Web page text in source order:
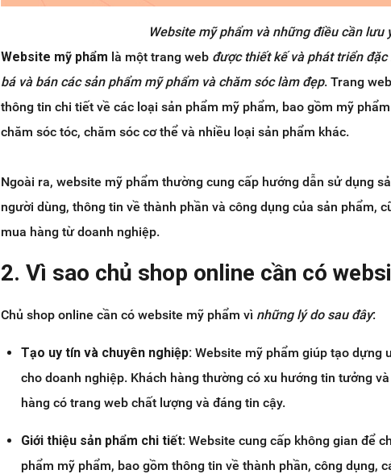
Website mỹ phẩm và những điều cần lưu
Website mỹ phẩm là một trang web được thiết kế và phát triển
bá và bán các sản phẩm mỹ phẩm và chăm sóc làm đẹp. Trang
thông tin chi tiết về các loại sản phẩm mỹ phẩm, bao gồm mỹ
chăm sóc tóc, chăm sóc cơ thể và nhiều loại sản phẩm khác.
Ngoài ra, website mỹ phẩm thường cung cấp hướng dẫn sử dụng
người dùng, thông tin về thành phần và công dụng của sản phẩm,
mua hàng từ doanh nghiệp.
2. Vì sao chủ shop online cần có
Chủ shop online cần có website mỹ phẩm vì những lý do sau đây:
Tạo uy tín và chuyên nghiệp: Website mỹ phẩm giúp tạo dựng
cho doanh nghiệp. Khách hàng thường có xu hướng tin tưởng
hàng có trang web chất lượng và đáng tin cậy.
Giới thiệu sản phẩm chi tiết: Website cung cấp không gian để
phẩm mỹ phẩm, bao gồm thông tin về thành phần, công dụng,